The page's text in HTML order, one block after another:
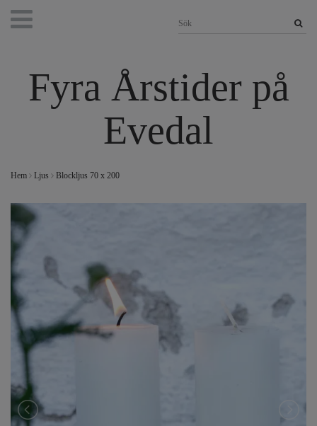
Fyra Årstider på
Evedal
Hem Ljus Blockljus 70 x 200